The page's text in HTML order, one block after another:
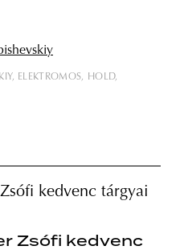
ELEKTROMOS HOLD
Zsófi kedvenc